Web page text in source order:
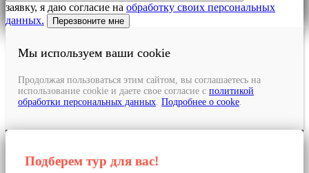
заявку, я даю согласие на обработку своих персональных
данных.
Мы используем ваши cookie
Продолжая пользоваться этим сайтом, вы соглашаетесь на
использование cookie и даете свое согласие с политикой
обработки персональных данных. Подробнее о cooke.
Подберем тур для вас!